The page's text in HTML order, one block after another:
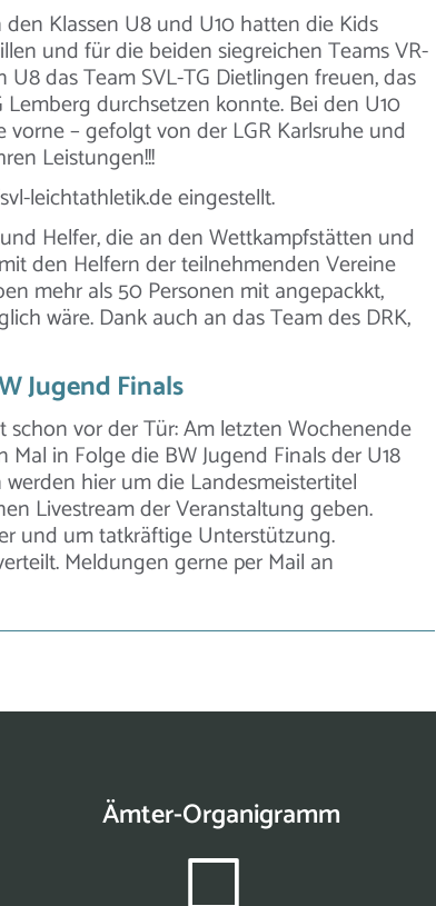
Klassen U8 und U10 hatten die Kids
und für die beiden siegreichen Teams VR-
das Team SVL-TG Dietlingen freuen, das
durchsetzen konnte. Bei den U10
– gefolgt von der LGR Karlsruhe und
Leistungen!!!
leichtathletik.de eingestellt.
Helfer, die an den Wettkampfstätten und
den Helfern der teilnehmenden Vereine
mehr als 50 Personen mit angepackkt,
wäre. Dank auch an das Team des DRK,
Jugend Finals
schon vor der Tür: Am letzten Wochenende
in Folge die BW Jugend Finals der U18
hier um die Landesmeistertitel
Livestream der Veranstaltung geben.
und um tatkräftige Unterstützung.
Meldungen gerne per Mail an
Ämter-Organigramm